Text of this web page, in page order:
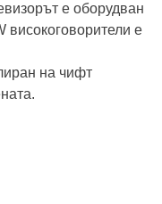
компютри,
е оборудван
е
на чифт